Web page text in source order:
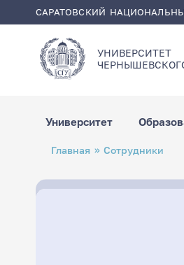
САРАТОВСКИЙ
УНИВЕРСИТЕТ
Университет
Строка
навигации
Главная Сотрудники